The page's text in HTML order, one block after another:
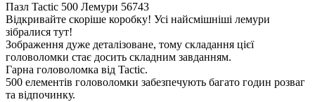
Пазл Tactic 500 Лемури 56743
Відкривайте скоріше коробку! Усі найсмішніші лемури
зібралися тут!
Зображення дуже деталізоване, тому складання цієї
головоломки стає досить складним завданням.
Гарна головоломка від Tactic.
500 елементів головоломки забезпечують багато годин розваг
та відпочинку.